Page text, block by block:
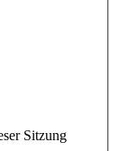
Sitzung